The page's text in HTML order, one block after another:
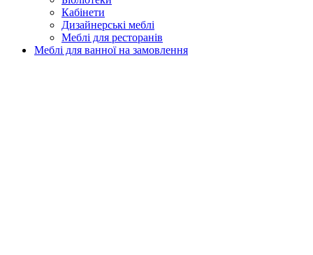
Кабінети
Дизайнерські меблі
Меблі для ресторанів
Меблі для ванної на замовлення